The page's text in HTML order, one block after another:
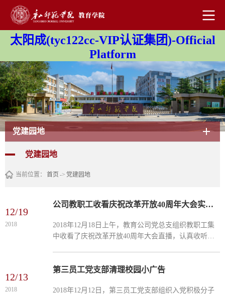
太阳成(tyc122cc-VIP认证集团)-Official
Platform
党建园地
党建园地
当前位置： 首页 -> 党建园地
12/19
2018
公司教职工收看庆祝改革开放40周年大会实况直播
2018年12月18日上午，教育公司党总支组织教职工集
中收看了庆祝改革开放40周年大会直播，认真收听了
回顾了改革开放4...
12/13
2018
第三员工党支部清理校园小广告
2018年12月12日，第三员工党支部组织入党积极分子